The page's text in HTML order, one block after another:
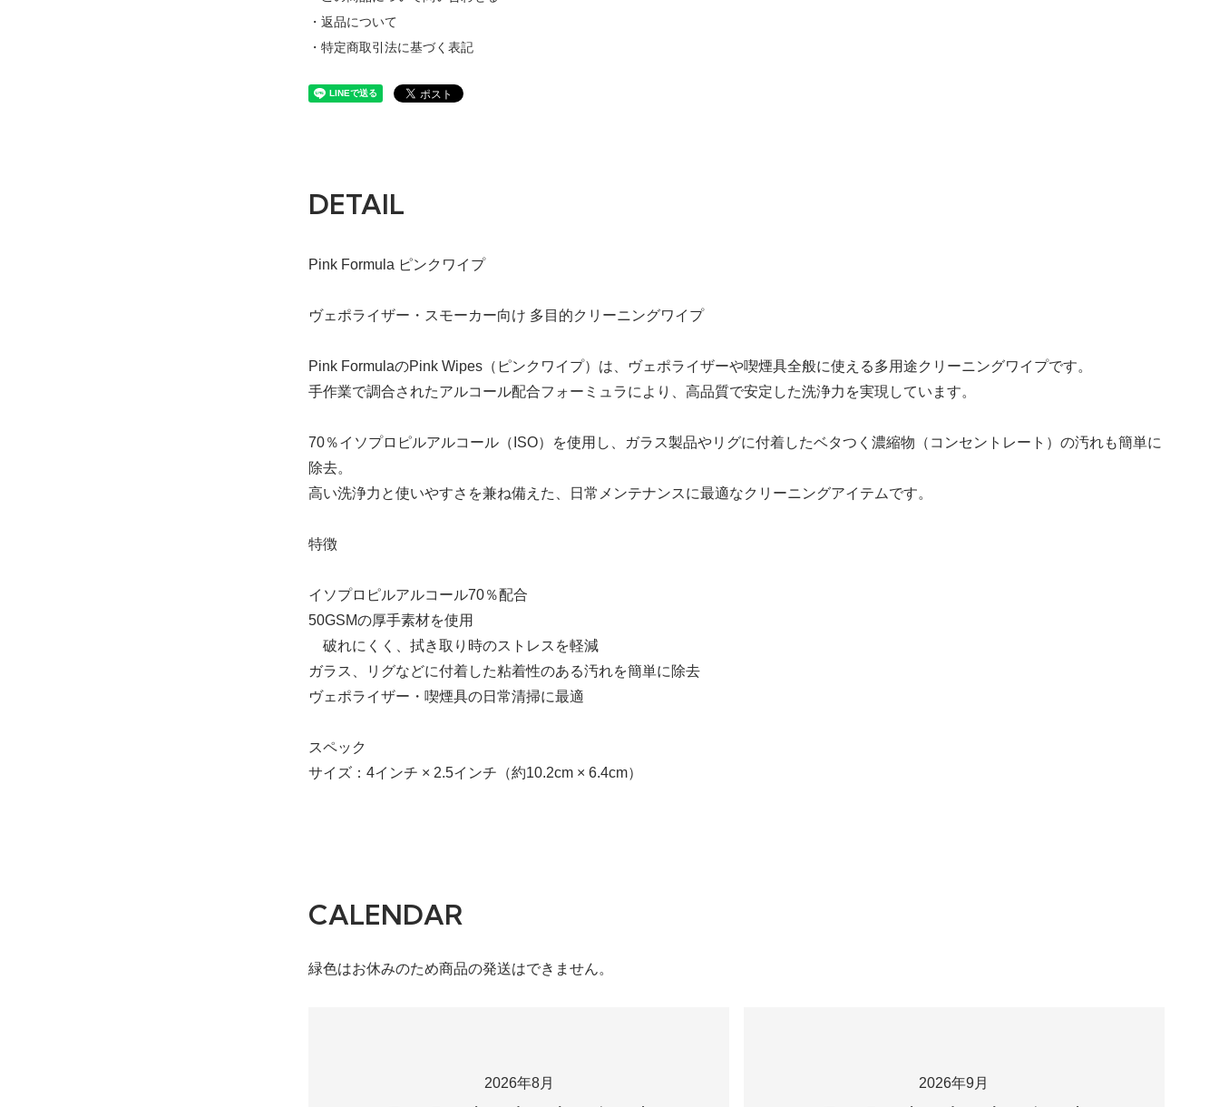
・返品について
・特定商取引法に基づく表記
DETAIL
Pink Formula ピンクワイプ
ヴェポライザー・スモーカー向け 多目的クリーニングワイプ
Pink FormulaのPink Wipes（ピンクワイプ）は、ヴェポライザーや喫煙具全般に使える多用途クリーニングワイプです。
手作業で調合されたアルコール配合フォーミュラにより、高品質で安定した洗浄力を実現しています。
70％イソプロピルアルコール（ISO）を使用し、ガラス製品やリグに付着したベタつく濃縮物（コンセントレート）の汚れも簡単に
除去。
高い洗浄力と使いやすさを兼ね備えた、日常メンテナンスに最適なクリーニングアイテムです。
特徴
イソプロピルアルコール70％配合
50GSMの厚手素材を使用
破れにくく、拭き取り時のストレスを軽減
ガラス、リグなどに付着した粘着性のある汚れを簡単に除去
ヴェポライザー・喫煙具の日常清掃に最適
スペック
サイズ：4インチ × 2.5インチ（約10.2cm × 6.4cm）
30円(税込33円)
100枚
2,500円(税込2,750円)
在庫：1
CALENDAR
緑色はお休みのため商品の発送はできません。
2026年8月
2026年9月